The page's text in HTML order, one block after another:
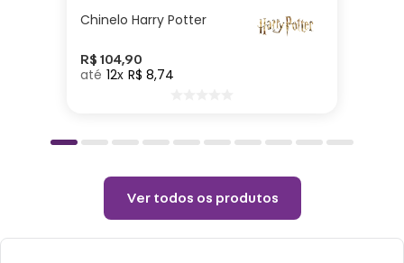
Cuidados e recomendações de uso:
Lavar com água, esponja macia e
detergente neutro.
louças.
Choques ou quedas podem trincar ou
quebrar o produto, pois trata-se de um
produto de Porcelana.
Chinelo Harry Potter
R$ 104,90
12 R$ 8,74
Ver todos os produtos